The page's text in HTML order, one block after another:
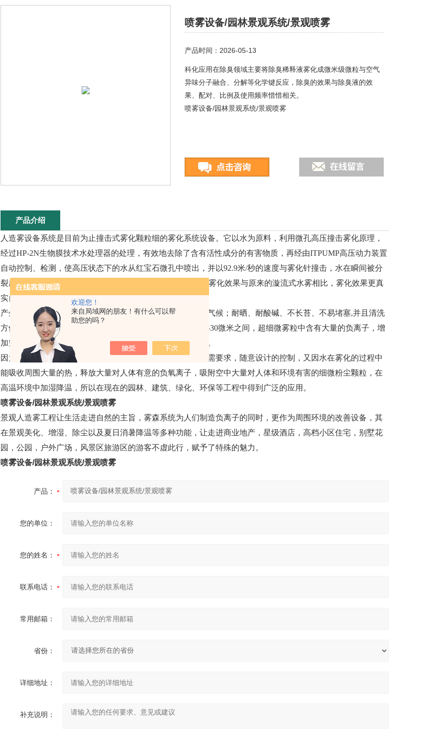
欢迎您！
来自局域网的朋友！有什么可以帮
助您的吗？
喷雾设备/园林景观系统/景观喷雾
产品时间：2026-05-13
科化应用在除臭领域主要将除臭稀释液雾化成微米级微粒与空气
异味分子融合、分解等化学键反应，除臭的效果与除臭液的效
果、配对、比例及使用频率惜惜相关。
喷雾设备/园林景观系统/景观喷雾
产品介绍
人造雾设备系统是目前为止撞击式雾化颗粒细的雾化系统设备。它以水为原料，利用微孔高压撞击雾化原理，
经过HP-2N生物膜技术水处理器的处理，有效地去除了含有活性成分的有害物质，再经由ITPUMP高压动力装置
自动控制、检测，使高压状态下的水从红宝石微孔中喷出，并以92.9米/秒的速度与雾化针撞击，水在瞬间被分
裂成亿万个1-10微米的自然雾分子，其中70%小于4微米，其雾化效果与原来的漩流式水雾相比，雾化效果更真
实自然，雾效等同于自然雾，又比自然雾更健康。
产生大量的负氧离子，使空气新鲜湿润，同时能改变局部小气候；耐晒、耐酸碱、不长苔、不易堵塞,并且清洗
方便使用寿命长。特殊设计制造的喷嘴喷出的雾粒直径在10-30微米之间，超细微雾粒中含有大量的负离子，增
加空气的含氧量，极大地营造和改善人们生存和居住的环境。
因为是人工方法制造而成，可随景观环境所需效果和功能的需要求，随意设计的控制，又因水在雾化的过程中
能吸收周围大量的热，释放大量对人体有意的负氧离子，吸附空中大量对人体和环境有害的细微粉尘颗粒，在
高温环境中加湿降温，所以在现在的园林、建筑、绿化、环保等工程中得到广泛的应用。
喷雾设备/园林景观系统/景观喷雾
景观人造雾工程让生活走进自然的主旨，雾森系统为人们制造负离子的同时，更作为周围环境的改善设备，其
在景观美化、增湿、除尘以及夏日消暑降温等多种功能，让走进商业地产，星级酒店，高档小区住宅，别墅花
园，公园，户外广场，风景区旅游区的游客不虚此行，赋予了特殊的魅力。
喷雾设备/园林景观系统/景观喷雾
产品：
您的单位：
您的姓名：
联系电话：
常用邮箱：
省份：
详细地址：
补充说明：